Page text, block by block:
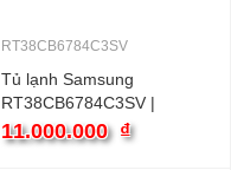
RT38CB6784C3SV
Tủ lạnh Samsung
RT38CB6784C3SV |
382L 2 cánh inverter
11.000.000 ₫